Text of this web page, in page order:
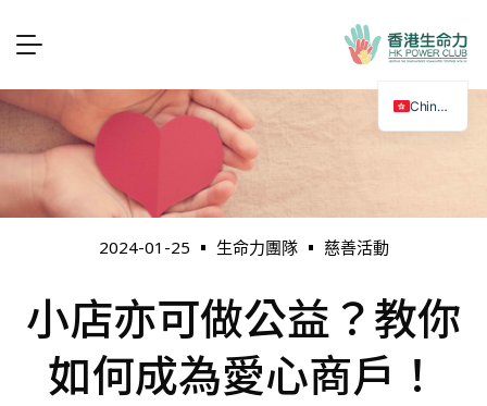
2024-01-25 生命力團隊 慈善活動
小店亦可做公益？教你
如何成為愛心商戶！
Chinese